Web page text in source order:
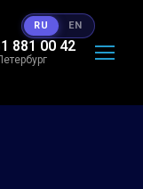
881 00 42
RU EN